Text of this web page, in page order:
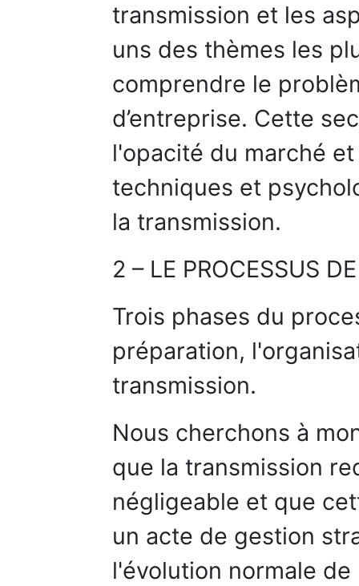
transmission et les
uns des thèmes les
comprendre le
d’entreprise. Cette
l'opacité du marché
techniques et
la transmission.
2 – LE PROCESSUS
Trois phases du
préparation,
transmission.
Nous cherchons à
que la transmission
négligeable et que
un acte de gestion
l'évolution normale